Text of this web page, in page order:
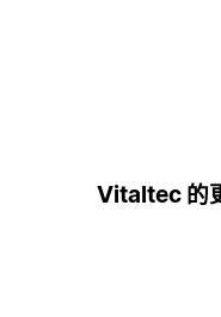
Vitaltec 的